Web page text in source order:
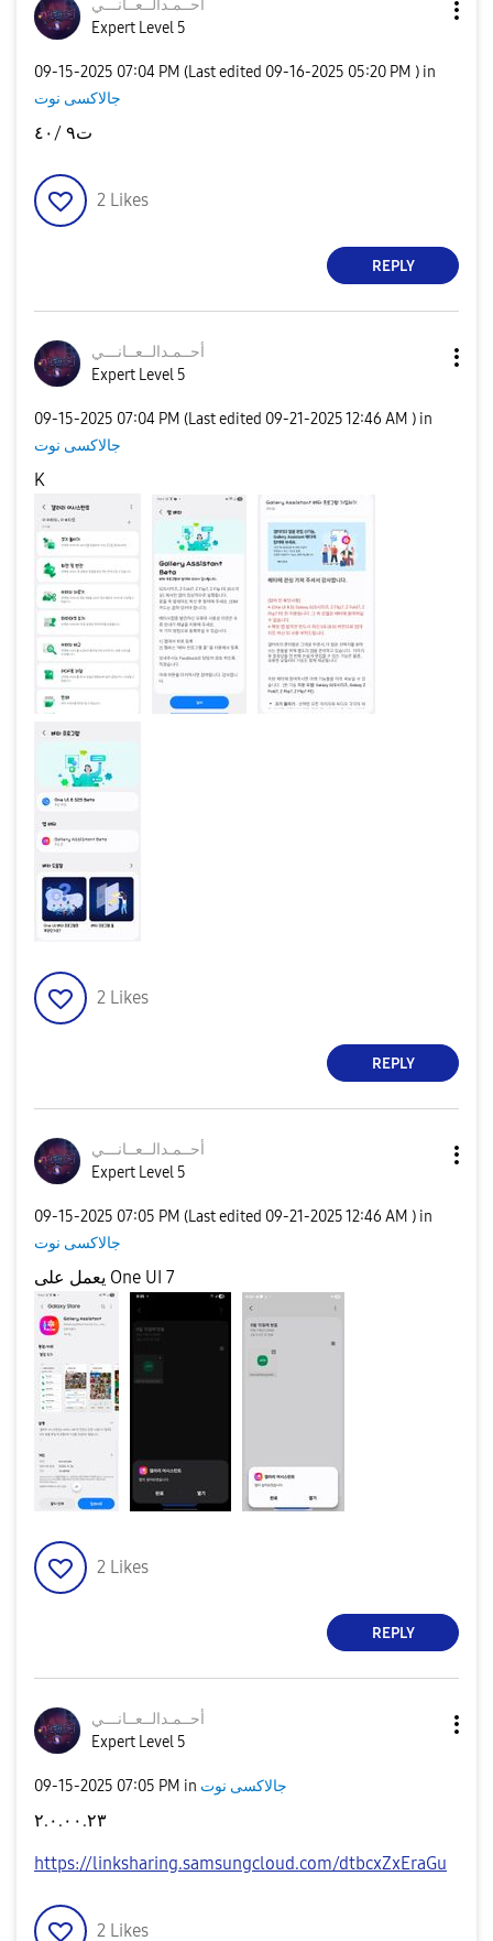
أحــمـدالــعــانـــي
Expert Level 5
‎09-15-2025 07:04 PM (Last edited ‎09-16-2025 05:20 PM ) in
جالاكسى نوت
ت٩ /٤٠
2 Likes
REPLY
أحــمـدالــعــانـــي
Expert Level 5
‎09-15-2025 07:04 PM (Last edited ‎09-21-202512:46 AM ) in
جالاكسى نوت
K
2 Likes
REPLY
أحــمـدالــعــانـــي
Expert Level 5
‎09-15-2025 07:05 PM (Last edited ‎09-21-202512:46 AM ) in
جالاكسى نوت
يعمل على One UI 7
2 Likes
REPLY
أحــمـدالــعــانـــي
Expert Level 5
‎09-15-2025 07:05 PM in جالاكسى نوت
https://linksharing.samsungcloud.com/dtbcxZxEraGu
2 Likes